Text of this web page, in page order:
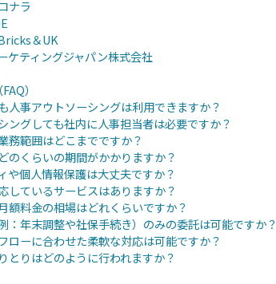
ナラ
＆UK
ケティングジャパン株式会社
）
人事アウトソーシングは利用できますか？
ングしても社内に人事担当者は必要ですか？
務範囲はどこまでですか？
のくらいの期間がかかりますか？
や個人情報保護は大丈夫ですか？
しているサービスはありますか？
額料金の相場はどれくらいですか？
：年末調整や社保手続き）のみの委託は可能ですか？
ローに合わせた柔軟な対応は可能ですか？
とりはどのように行われますか？